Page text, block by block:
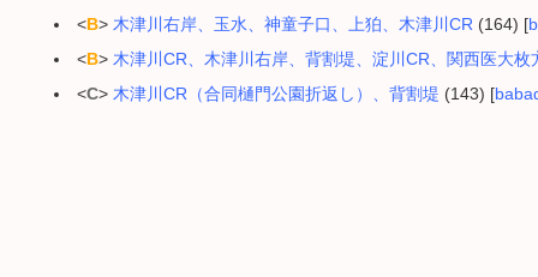
<B> 木津川右岸、玉水、神童子口、上狛、木津川CR (164) [
<B> 木津川CR、木津川右岸、背割堤、淀川CR、関西医大枚
<C> 木津川CR（合同樋門公園折返し）、背割堤 (143) [